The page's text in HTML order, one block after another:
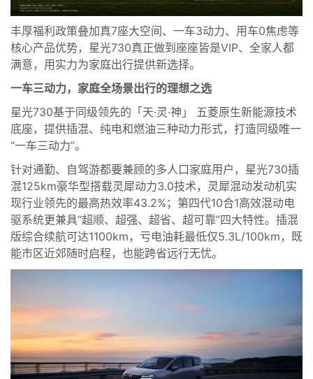
丰厚福利政策叠加真7座大空间、一车3动力、用车0焦虑等
核心产品优势，星光730真正做到座座皆是VIP、全家人都
满意，用实力为家庭出行提供新选择。
一车三动力，家庭全场景出行的理想之选
星光730基于同级领先的「天·灵·神」 五菱原生新能源技术
底座，提供插混、纯电和燃油三种动力形式，打造同级唯一
“一车三动力”。
针对通勤、自驾游都要兼顾的多人口家庭用户，星光730插
混125km豪华型搭载灵犀动力3.0技术，灵犀混动发动机实
现行业领先的最高热效率43.2%；第四代10合1高效混动电
驱系统更兼具“超顺、超强、超省、超可靠”四大特性。插混
版综合续航可达1100km，亏电油耗最低仅5.3L/100km，既
能市区近郊随时启程，也能跨省远行无忧。